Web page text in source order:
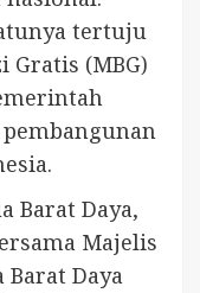
tertuju
Gratis (MBG)
Barat Daya,
Majelis
Barat Daya